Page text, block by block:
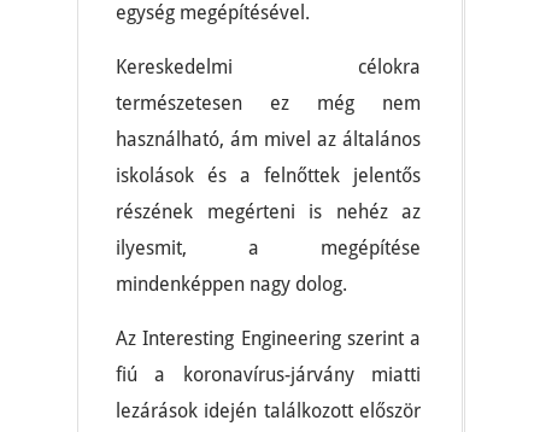
egység megépítésével.
Kereskedelmi célokra
természetesen ez még nem
használható, ám mivel az általános
iskolások és a felnőttek jelentős
részének megérteni is nehéz az
ilyesmit, a megépítése
mindenképpen nagy dolog.
Az Interesting Engineering szerint a
fiú a koronavírus-járvány miatti
lezárások idején találkozott először